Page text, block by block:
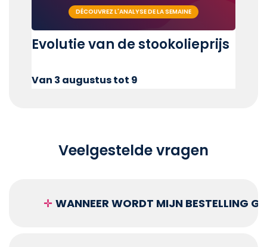
DÉCOUVREZ L'ANALYSE DE LA SEMAINE
Evolutie van de stookolieprijs
Van 3 augustus tot 9
Veelgestelde vragen
✛ WANNEER WORDT MIJN BESTELLING